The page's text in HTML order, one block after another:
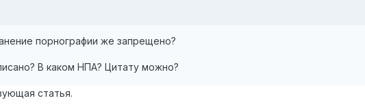
порнографии же запрещено?
В каком НПА? Цитату можно?
статья.